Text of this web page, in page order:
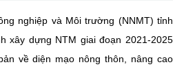
English
nghiệp và Môi trường (NNMT) tỉnh
xây dựng NTM giai đoạn 2021-2025
về diện mạo nông thôn, nâng cao